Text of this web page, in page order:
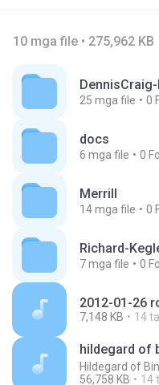
10 mga file • 275,962 KB
25 mga file 0
docs
6 mga file 0
Merrill
14mga file 0
Richard-
7mga file 0
7,148 KB 14
Hildegard of
56,758 KB
14